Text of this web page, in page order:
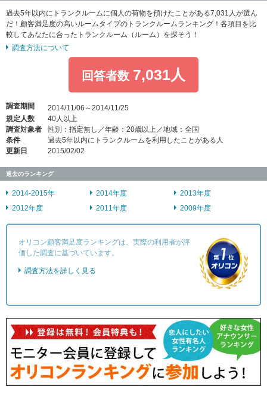
過去5年以内にトランクルームに個人の荷物を預けたことがある7,031人が選ん
だ！顧客満足度の高いルームタイプのトランクルームランキング！各項目を比
較してあなたに合ったトランクルーム（ルーム）を探そう！
調査方法について
回答者数 7,031人
調査期間
2014/11/06～2014/11/25
規定人数
40人以上
調査対象者
性別：指定無し／年齢：20歳以上／地域：全国
条件
過去5年以内にトランクルームを利用したことがある人
更新日
2015/02/02
過去のランキング
2014-2015年 2014年度
2013年度
2012年度
2011年度 2009年度
オリコン顧客満足度ランキングは、実際の利用者が評
価した調査に基づいています。
調査方法を詳しく見る